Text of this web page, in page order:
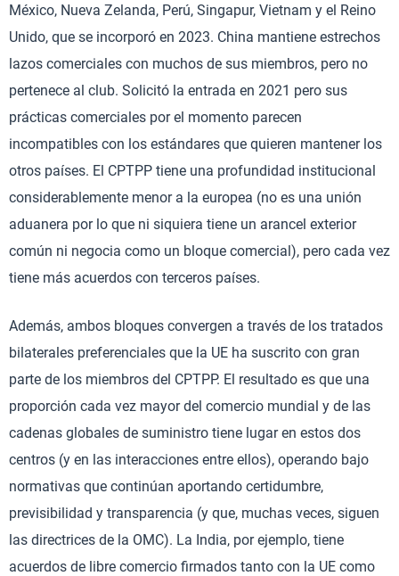
México, Nueva Zelanda, Perú, Singapur, Vietnam y el Reino
Unido, que se incorporó en 2023. China mantiene estrechos
lazos comerciales con muchos de sus miembros, pero no
pertenece al club. Solicitó la entrada en 2021 pero sus
prácticas comerciales por el momento parecen
incompatibles con los estándares que quieren mantener los
otros países. El CPTPP tiene una profundidad institucional
considerablemente menor a la europea (no es una unión
aduanera por lo que ni siquiera tiene un arancel exterior
común ni negocia como un bloque comercial), pero cada vez
tiene más acuerdos con terceros países.
Además, ambos bloques convergen a través de los tratados
bilaterales preferenciales que la UE ha suscrito con gran
parte de los miembros del CPTPP. El resultado es que una
proporción cada vez mayor del comercio mundial y de las
cadenas globales de suministro tiene lugar en estos dos
centros (y en las interacciones entre ellos), operando bajo
normativas que continúan aportando certidumbre,
previsibilidad y transparencia (y que, muchas veces, siguen
las directrices de la OMC). La India, por ejemplo, tiene
acuerdos de libre comercio firmados tanto con la UE como